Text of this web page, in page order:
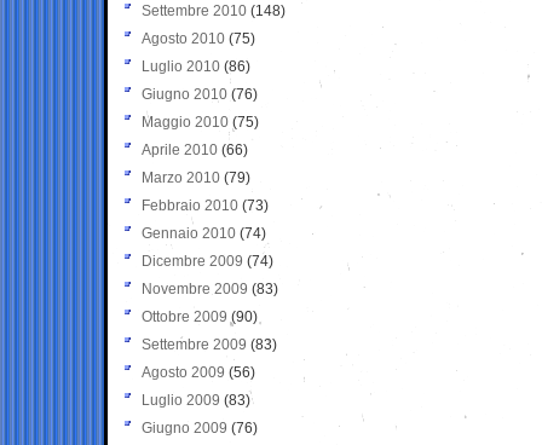
Settembre 2010 (148)
Agosto 2010 (75)
Luglio 2010 (86)
Giugno 2010 (76)
Maggio 2010 (75)
Aprile 2010 (66)
Marzo 2010 (79)
Febbraio 2010 (73)
Gennaio 2010 (74)
Dicembre 2009 (74)
Novembre 2009 (83)
Ottobre 2009 (90)
Settembre 2009 (83)
Agosto 2009 (56)
Luglio 2009 (83)
Giugno 2009 (76)